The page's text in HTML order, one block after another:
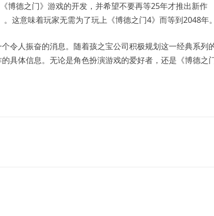
博德之门》游戏的开发，并希望不要再等25年才推出新作
这意味着玩家无需为了玩上《博德之门4》而等到2048年。
令人振奋的消息。随着孩之宝公司积极规划这一经典系列
具体信息。无论是角色扮演游戏的爱好者，还是《博德之门